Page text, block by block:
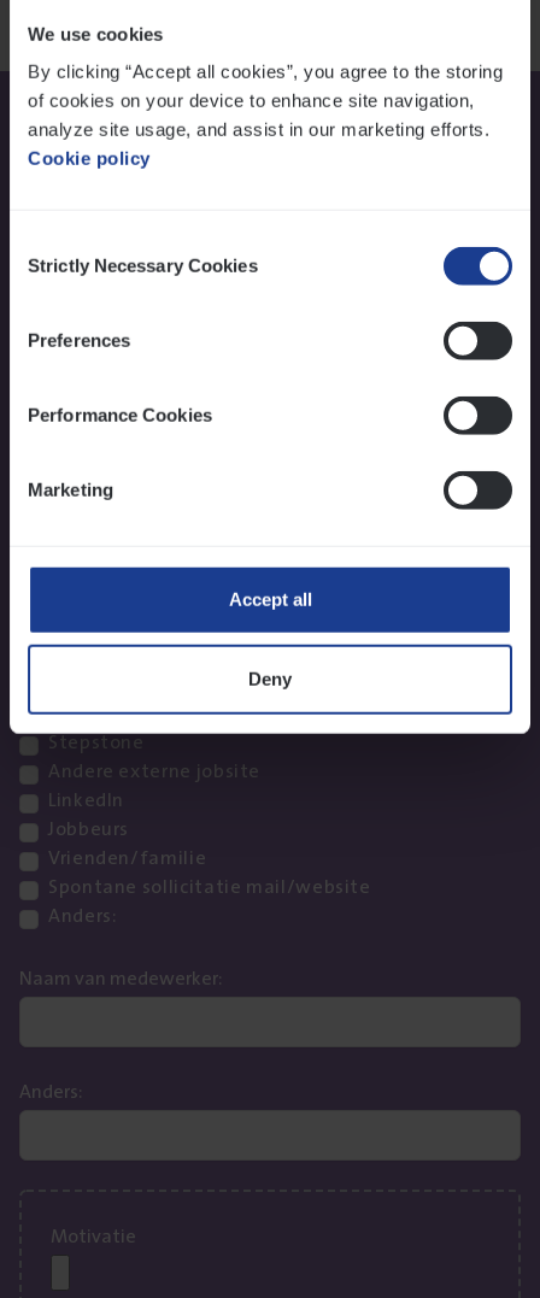
We use cookies
By clicking “Accept all cookies”, you agree to the storing
of cookies on your device to enhance site navigation,
analyze site usage, and assist in our marketing efforts.
Cookie policy
Selection
Strictly Necessary Cookies
Preferences
Performance Cookies
Marketing
Accept all
Deny
Sol­li­ci­teer nu
Hoe heb je deze vacature ontdekt? (meerdere antwoorden
Advertentie/media
Stepstone
Andere externe jobsite
LinkedIn
Jobbeurs
Vrienden/familie
Spontane sollicitatie mail/website
Anders:
Naam van medewerker:
Anders:
Motivatie